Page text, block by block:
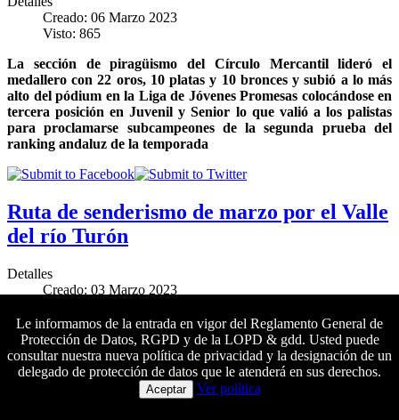
Creado: 06 Marzo 2023
Visto: 865
La sección de piragüismo del Círculo Mercantil lideró el
medallero con 22 oros, 10 platas y 10 bronces y subió a lo más
alto del pódium en la Liga de Jóvenes Promesas colocándose en
tercera posición en Juvenil y Senior lo que valió a los palistas
para proclamarse subcampeones de la segunda prueba del
ranking andaluz de la temporada
Ruta de senderismo de marzo por el Valle
del río Turón
Detalles
Creado: 03 Marzo 2023
El próximo sábado 25 de marzo se llevará a cabo una nueva
salida de senderismo de dificultad mediaal Parque Nacional de
la Sierra de las Nieves. Las inscripciones se pueden formalizar
del 3 al 24 de marzoColaboradores principales
Le informamos de la entrada en vigor del Reglamento General de
Protección de Datos, RGPD y de la LOPD & gdd. Usted puede
consultar nuestra nueva política de privacidad y la designación de un
delegado de protección de datos que le atenderá en sus derechos.
Aceptar Ver política